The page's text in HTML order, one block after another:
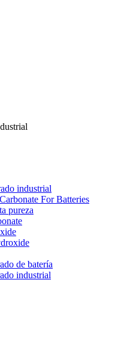
industrial
For Batteries
pureza
de batería
industrial